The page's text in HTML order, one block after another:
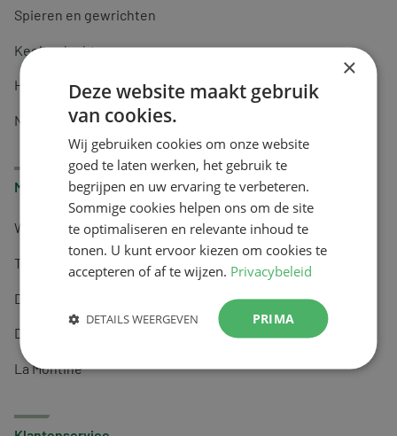
Spieren en gewrichten
Keel en luchtwegen
Huidverzorging
Nachtrust
Merken
Wapiti
Tai-Ginseng
Dermagíq
Draisma
La Montine
×
Deze website maakt gebruik
van cookies.
Wij gebruiken cookies om onze website
goed te laten werken, het gebruik te
begrijpen en uw ervaring te verbeteren.
Sommige cookies helpen ons om de site
te optimaliseren en relevante inhoud te
tonen. U kunt ervoor kiezen om cookies te
accepteren of af te wijzen. Privacybeleid
PRIMA
DETAILS WEERGEVEN